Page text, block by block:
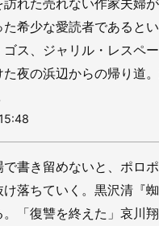
れた売れない作家夫婦が
希少な愛読者であるとい
ス、ジャリル・レスペー
た夜の浜辺からの帰り道
書き留めないと、ポロ
け落ちていく。黒沢清『
「復讐を終えた」哀川